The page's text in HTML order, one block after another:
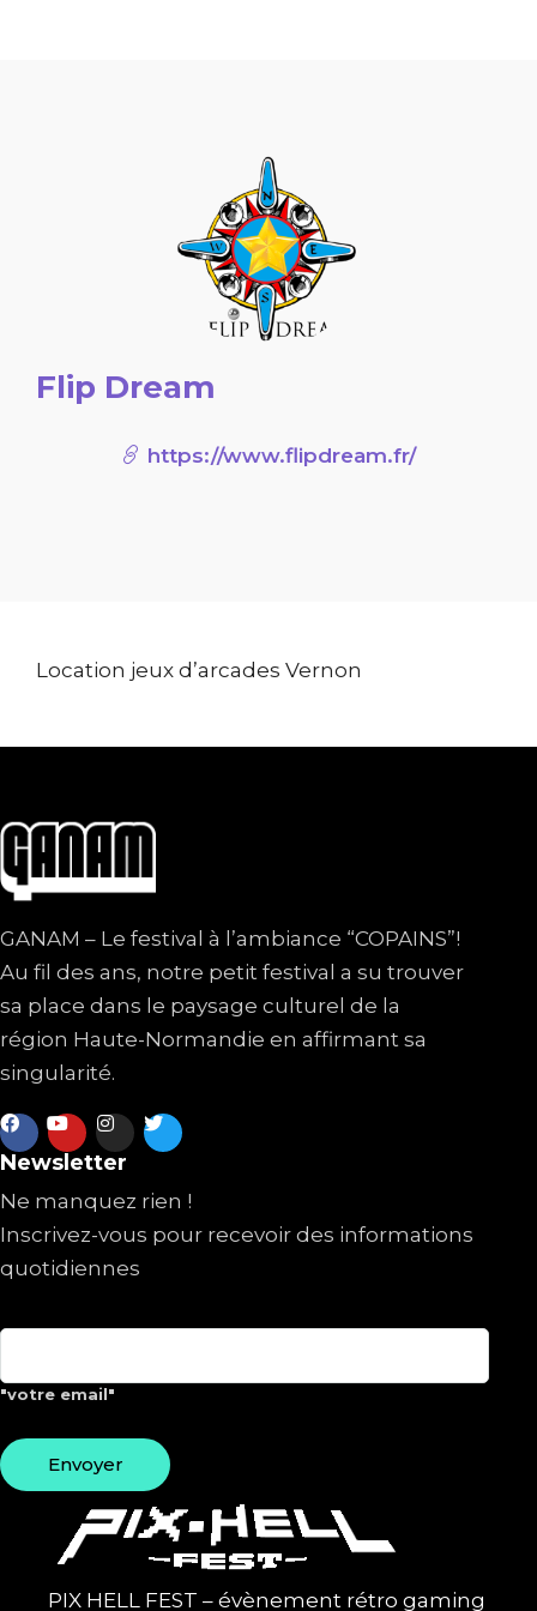
Flip Dream
https://www.flipdream.fr/
Location jeux d’arcades Vernon
GANAM – Le festival à l’ambiance “COPAINS”!
Au fil des ans, notre petit festival a su trouver
sa place dans le paysage culturel de la
région Haute-Normandie en affirmant sa
singularité.
Newsletter
Ne manquez rien !
Inscrivez-vous pour recevoir des informations
quotidiennes
"votre email"
PIX HELL FEST – évènement rétro gaming